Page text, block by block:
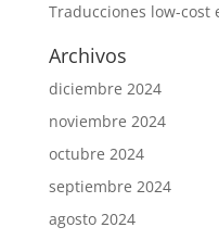
Traducciones low-cost
Archivos
diciembre 2024
noviembre 2024
octubre 2024
septiembre 2024
agosto 2024